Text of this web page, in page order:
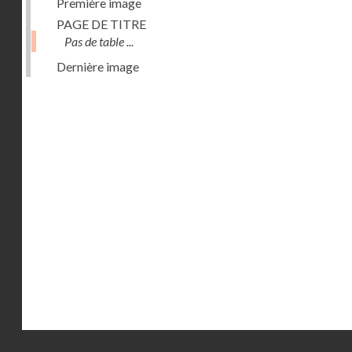
PAGE DE TITRE
Pas de table ...
Dernière image